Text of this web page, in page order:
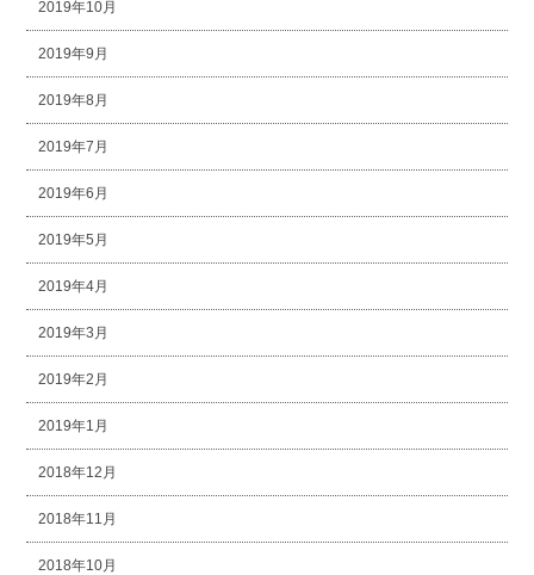
2019年10月
2019年9月
2019年8月
2019年7月
2019年6月
2019年5月
2019年4月
2019年3月
2019年2月
2019年1月
2018年12月
2018年11月
2018年10月